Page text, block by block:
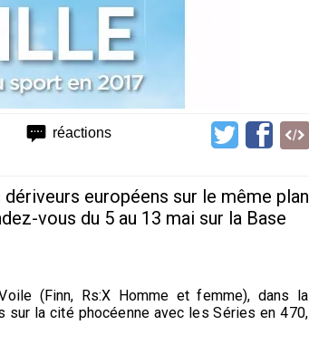
réactions
européens sur le même plan
vous du 5 au 13 mai sur la Base
(Finn, Rs:X Homme et femme), dans la
la cité phocéenne avec les Séries en 470,